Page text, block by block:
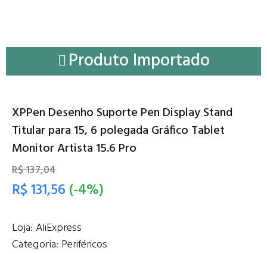
Produto Importado
XPPen Desenho Suporte Pen Display Stand
Titular para 15, 6 polegada Gráfico Tablet
Monitor Artista 15.6 Pro
R$ 137,04
R$ 131,56 (-4%)
Loja:AliExpress
Categoria: Periféricos